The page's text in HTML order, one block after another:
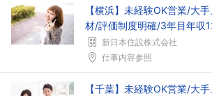
フォローしました
【横浜】未経験OK営業/大
材/評価制度明確/3年目年収
新日本住設株式会社
仕事内容参照
【千葉】未経験OK営業/大